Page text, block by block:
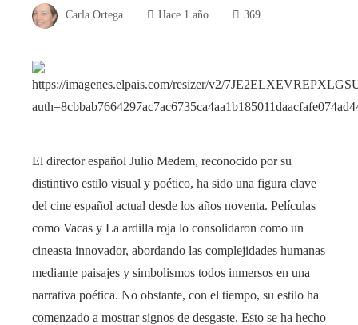
Carla Ortega Hace 1 año 369
El director español Julio Medem, reconocido por su
distintivo estilo visual y poético, ha sido una figura clave
del cine español actual desde los años noventa. Películas
como Vacas y La ardilla roja lo consolidaron como un
cineasta innovador, abordando las complejidades humanas
mediante paisajes y simbolismos todos inmersos en una
narrativa poética. No obstante, con el tiempo, su estilo ha
comenzado a mostrar signos de desgaste. Esto se ha hecho